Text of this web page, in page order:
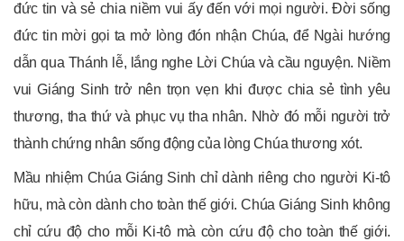
đức tin và sẻ chia niềm vui ấy đến với mọi người. Đời sống
đức tin mời gọi ta mở lòng đón nhận Chúa, để Ngài hướng
dẫn qua Thánh lễ, lắng nghe Lời Chúa và cầu nguyện. Niềm
vui Giáng Sinh trở nên trọn vẹn khi được chia sẻ tình yêu
thương, tha thứ và phục vụ tha nhân. Nhờ đó mỗi người trở
thành chứng nhân sống động của lòng Chúa thương xót.
Mầu nhiệm Chúa Giáng Sinh chỉ dành riêng cho người Ki-tô
hữu, mà còn dành cho toàn thế giới. Chúa Giáng Sinh không
chỉ cứu độ cho mỗi Ki-tô mà còn cứu độ cho toàn thế giới.